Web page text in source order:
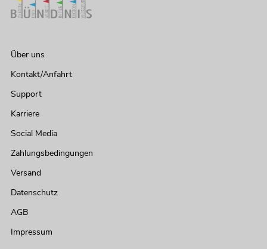
Über uns
Kontakt/Anfahrt
Support
Karriere
Social Media
Zahlungsbedingungen
Versand
Datenschutz
AGB
Impressum